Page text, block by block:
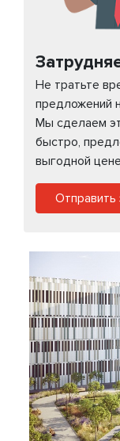
Не тратьте
предложений
Мы сделаем
быстро,
выгодной
Отправить